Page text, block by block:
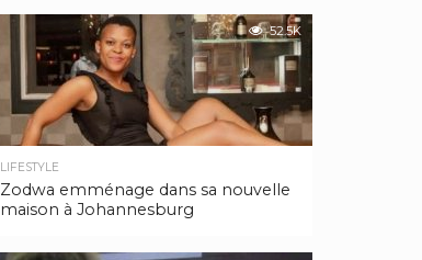
52.5K
LIFESTYLE
Zodwa emménage dans sa nouvelle
maison à Johannesburg